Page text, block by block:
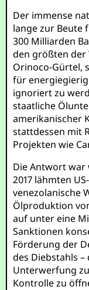
Der immense
lange zur Beute
300 Milliarden
den größten
Orinoco-Gürtel,
für
ignoriert zu
staatliche
amerikanischer
stattdessen mit
Projekten wie
Die Antwort
2017 lähmten
venezolanische
Ölproduktion
auf unter eine
Sanktionen
Förderung der
des Diebstahls
Unterwerfung
Kontrolle zu